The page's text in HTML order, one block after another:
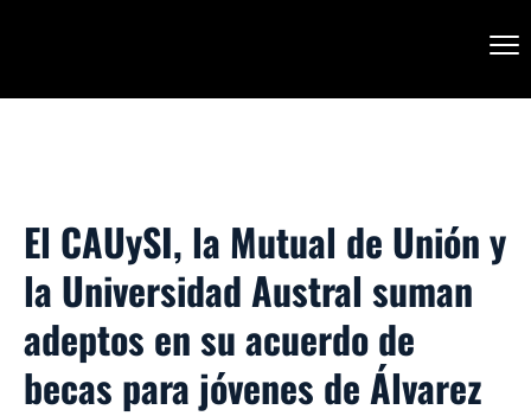
El CAUySI, la Mutual de Unión y
la Universidad Austral suman
adeptos en su acuerdo de
becas para jóvenes de Álvarez